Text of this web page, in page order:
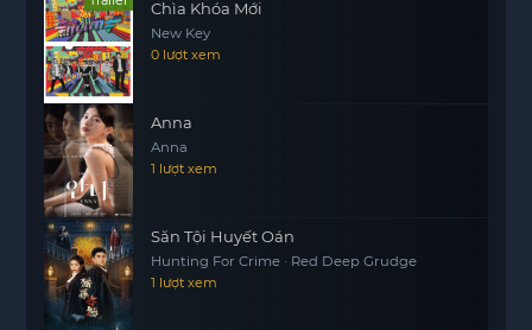
Chìa Khóa Mới
New Key
0 lượt xem
Anna
Anna
1 lượt xem
Săn Tội Huyết Oán
Hunting For Crime · Red Deep Grudge
1 lượt xem